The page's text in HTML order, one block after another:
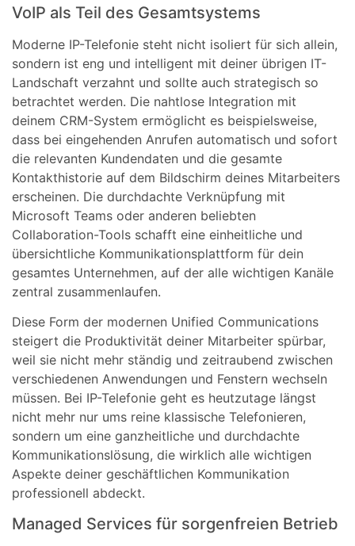
VoIP als Teil des Gesamtsystems
Moderne IP-Telefonie steht nicht isoliert für sich allein,
sondern ist eng und intelligent mit deiner übrigen IT-
Landschaft verzahnt und sollte auch strategisch so
betrachtet werden. Die nahtlose Integration mit
deinem CRM-System ermöglicht es beispielsweise,
dass bei eingehenden Anrufen automatisch und sofort
die relevanten Kundendaten und die gesamte
Kontakthistorie auf dem Bildschirm deines Mitarbeiters
erscheinen. Die durchdachte Verknüpfung mit
Microsoft Teams oder anderen beliebten
Collaboration-Tools schafft eine einheitliche und
übersichtliche Kommunikationsplattform für dein
gesamtes Unternehmen, auf der alle wichtigen Kanäle
zentral zusammenlaufen.
Diese Form der modernen Unified Communications
steigert die Produktivität deiner Mitarbeiter spürbar,
weil sie nicht mehr ständig und zeitraubend zwischen
verschiedenen Anwendungen und Fenstern wechseln
müssen. Bei IP-Telefonie geht es heutzutage längst
nicht mehr nur ums reine klassische Telefonieren,
sondern um eine ganzheitliche und durchdachte
Kommunikationslösung, die wirklich alle wichtigen
Aspekte deiner geschäftlichen Kommunikation
professionell abdeckt.
Managed Services für sorgenfreien Betrieb